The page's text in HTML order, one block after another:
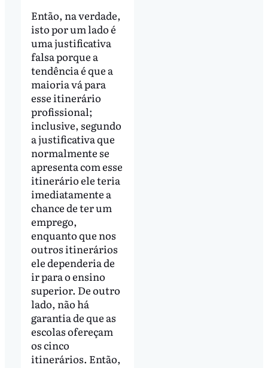
Então, na verdade,
isto por um lado é
uma justificativa
falsa porque a
tendência é que a
maioria vá para
esse itinerário
profissional;
inclusive, segundo
a justificativa que
normalmente se
apresenta com esse
itinerário ele teria
imediatamente a
chance de ter um
emprego,
enquanto que nos
outros itinerários
ele dependeria de
ir para o ensino
superior. De outro
lado, não há
garantia de que as
escolas ofereçam
os cinco
itinerários. Então,